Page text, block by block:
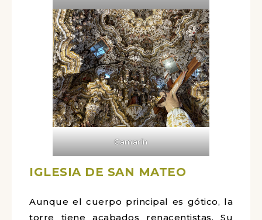
Camarín
IGLESIA DE SAN MATEO
Aunque el cuerpo principal es gótico, la
torre tiene acabados renacentistas. Su